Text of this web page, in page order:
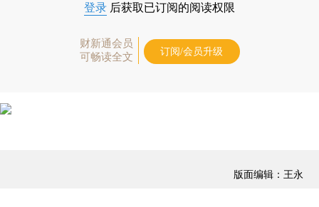
登录 后获取已订阅的阅读权限
财新通会员
可畅读全文
订阅/会员升级
版面编辑：王永